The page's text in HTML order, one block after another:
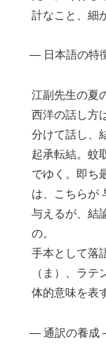
計なこと、細
― 日本語の特
江副先生の夏
西洋の話し方
分けて話し、
起承転結。蚊
でゆく。即ち
は、こちらが
与えるが、結
の。
手本として落
（ま）、ラ
体的意味を表
― 通訳の養成